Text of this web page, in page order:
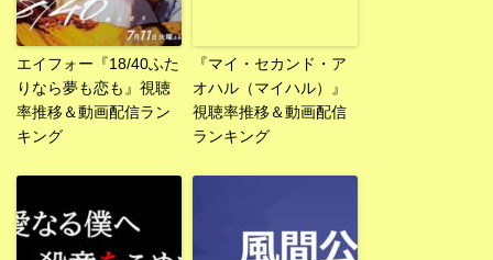
エイフォー『18/40ふた
りなら夢も恋も』視聴
率推移＆動画配信ラン
キング
『マイ・セカンド・ア
オハル（マイハル）』
視聴率推移＆動画配信
ランキング